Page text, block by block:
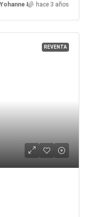
& Jacqueline
hace 3 años
REVENTA